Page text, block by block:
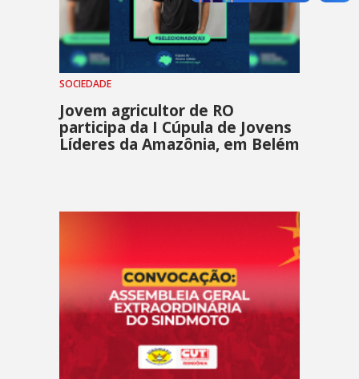
SOCIEDADE
Jovem agricultor de RO
participa da I Cúpula de Jovens
Líderes da Amazônia, em Belém